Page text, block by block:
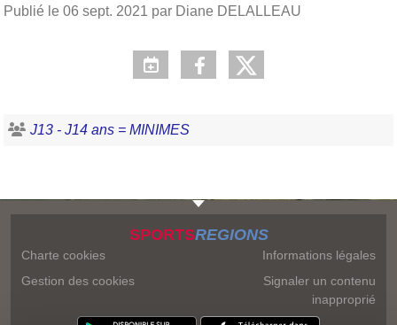
Publié le 06 sept. 2021 par Diane DELALLEAU
J13 - J14 ans = MINIMES
SPORTSREGIONS
Charte cookies
Gestion des cookies
Informations légales
Signaler un contenu
inapproprié